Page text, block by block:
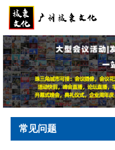
常见问题